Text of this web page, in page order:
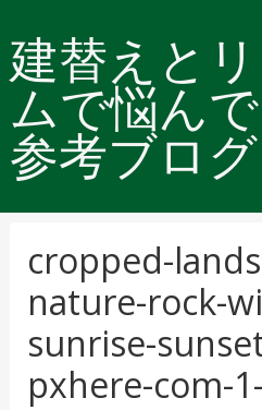
建替えと
ムで悩ん
参考ブログ
cropped-
nature-rock-
sunrise-
pxhere-com-